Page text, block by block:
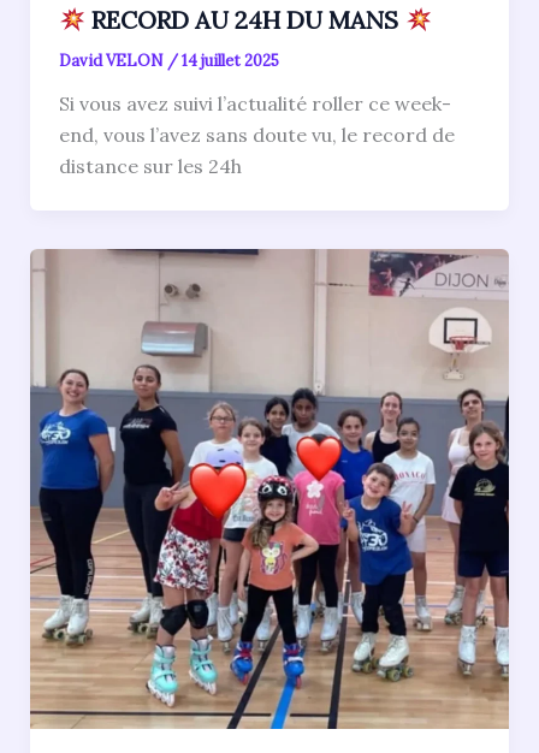
RECORD AU 24H DU MANS
David VELON /14 juillet 2025
Si vous avez suivi l’actualité roller ce week-
end, vous l’avez sans doute vu, le record de
distance sur les 24h